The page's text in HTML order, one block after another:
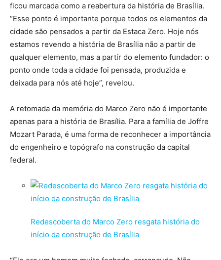
ficou marcada como a reabertura da história de Brasília.
“Esse ponto é importante porque todos os elementos da
cidade são pensados a partir da Estaca Zero. Hoje nós
estamos revendo a história de Brasília não a partir de
qualquer elemento, mas a partir do elemento fundador: o
ponto onde toda a cidade foi pensada, produzida e
deixada para nós até hoje”, revelou.
A retomada da memória do Marco Zero não é importante
apenas para a história de Brasília. Para a família de Joffre
Mozart Parada, é uma forma de reconhecer a importância
do engenheiro e topógrafo na construção da capital
federal.
Redescoberta do Marco Zero resgata história do
início da construção de Brasília